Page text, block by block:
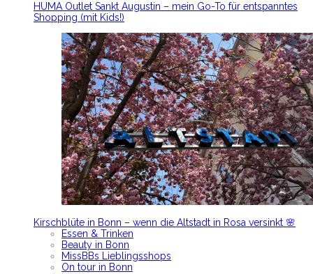
HUMA Outlet Sankt Augustin – mein Go-To für entspanntes
Shopping (mit Kids!)
Kirschblüte in Bonn – wenn die Altstadt in Rosa versinkt 🌸
Essen & Trinken
Beauty in Bonn
MissBBs Lieblingsshops
On tour in Bonn